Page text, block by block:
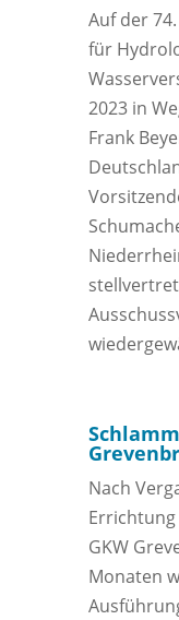
Auf der
für
2023 in
Frank
Nach
GKW
Monaten